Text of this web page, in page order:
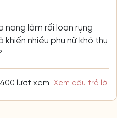
nang làm rối loạn rụng
nhiều phụ nữ khó thụ
lượt xem Xem câu trả lời